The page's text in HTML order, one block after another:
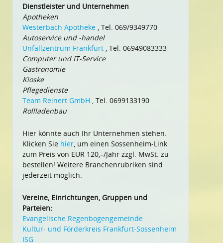
Dienstleister und Unternehmen
Apotheken
Westerbach Apotheke , Tel. 069/9349770
Autoservice und -handel
Unfallzentrum Frankfurt , Tel. 06949083333
Computer und IT-Service
Gastronomie
Kioske
Pflegedienste
Team Reinert GmbH , Tel. 0699133190
Rollladenbau
Hier könnte auch Ihr Unternehmen stehen.
Klicken Sie hier, um einen Sossenheim-Link
zum Preis von EUR 120,–/Jahr zzgl. MwSt. zu
bestellen! Weitere Branchenrubriken sind
jederzeit möglich.
Vereine, Einrichtungen, Gruppen und
Parteien:
Evangelische Regenbogengemeinde
Kultur- und Förderkreis Frankfurt-Sossenheim
ISG